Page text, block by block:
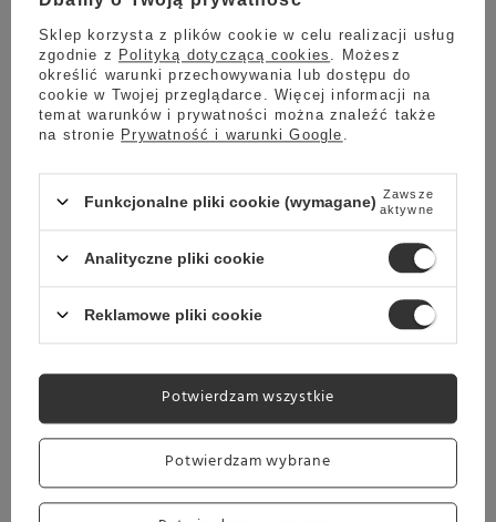
Darmowa dostawa
Sprawdź cennik
Ekspres do kawy JURA W4 Dark Inox (EA)
5.00 2 opinie
6 599,00 zł
Towar dostępny w magazynie
Darmowa dostawa
Sprawdź cennik
Wybrane specjalnie dla Ciebie
Okazja Promocja
Kawa
Sklep korzysta z plików cookie w celu realizacji usług
zgodnie z Polityką dotyczącą cookies
. Możesz
określić warunki przechowywania lub dostępu do
cookie w Twojej przeglądarce. Więcej informacji na
temat warunków i prywatności można znaleźć także
na stronie Prywatność i warunki Google
Funkcjonalne pliki cookie (wymagane) Zawsze
aktywne
Analityczne pliki cookie
Reklamowe pliki cookie
Potwierdzam wybrane
Potwierdzam wszystkie